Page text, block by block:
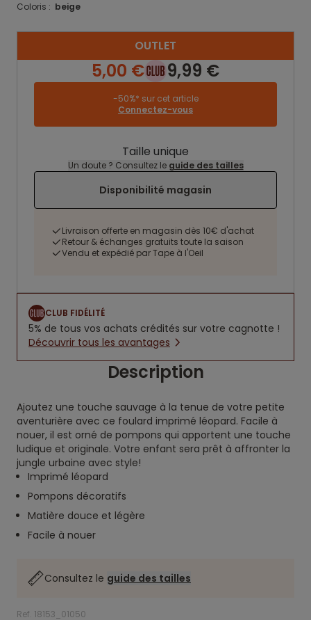
Coloris : beige
OUTLET
5,00 € 9,99 €
-50%* sur cet article
Connectez-vous
Taille unique
Un doute ? Consultez le guide des tailles
Disponibilité magasin
Livraison offerte en magasin dès 10€ d'achat
Retour & échanges gratuits toute la saison
Vendu et expédié par Tape à l'Oeil
CLUB FIDÉLITÉ
5% de tous vos achats crédités sur votre cagnotte !
Découvrir tous les avantages
Description
Ajoutez une touche sauvage à la tenue de votre petite
aventurière avec ce foulard imprimé léopard. Facile à
nouer, il est orné de pompons qui apportent une touche
ludique et originale. Votre enfant sera prêt à affronter la
jungle urbaine avec style!
Imprimé léopard
Pompons décoratifs
Matière douce et légère
Facile à nouer
Consultez le guide des tailles
Ref. 18153_01050